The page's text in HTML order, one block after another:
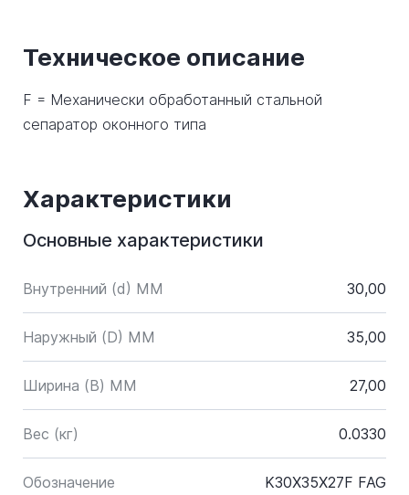
Техническое описание
F = Механически обработанный стальной
сепаратор оконного типа
Характеристики
Основные характеристики
Внутренний (d) ММ 30,00
Наружный (D) ММ 35,00
Ширина (B) MM 27,00
Вес (кг) 0.0330
Обозначение K30X35X27F FAG